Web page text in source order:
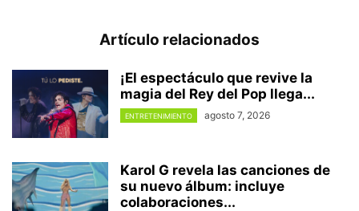
Artículo relacionados
¡El espectáculo que revive la
magia del Rey del Pop llega...
ENTRETENIMIENTO agosto 7, 2026
Karol G revela las canciones de
su nuevo álbum: incluye
colaboraciones...